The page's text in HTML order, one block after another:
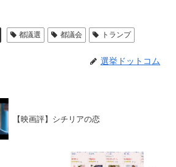
都議選 都議会 トランプ
選挙ドットコム
【映画評】シチリアの恋